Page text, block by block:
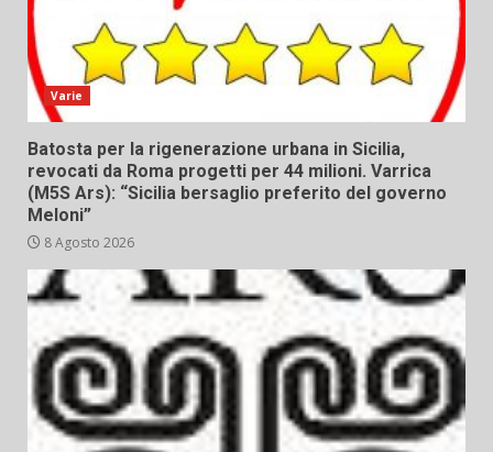
Varie
Batosta per la rigenerazione urbana in Sicilia,
revocati da Roma progetti per 44 milioni. Varrica
(M5S Ars): “Sicilia bersaglio preferito del governo
Meloni”
8 Agosto 2026